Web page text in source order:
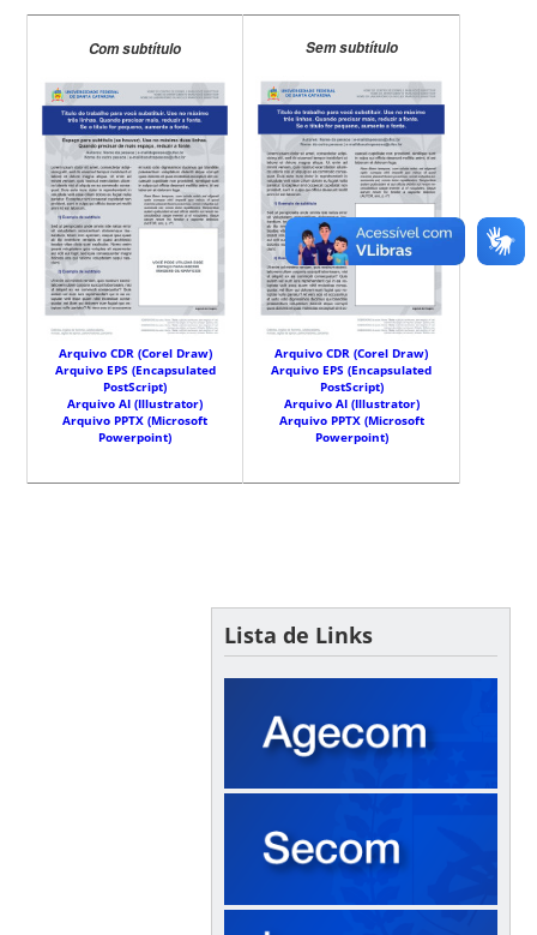
Com subtítulo
Arquivo CDR (Corel Draw)
Arquivo EPS (Encapsulated
PostScript)
Arquivo AI (Illustrator)
Arquivo PPTX (Microsoft
Powerpoint)
Sem subtítulo
Arquivo CDR (Corel Draw)
Arquivo EPS (Encapsulated
PostScript)
Arquivo AI (Illustrator)
Arquivo PPTX (Microsoft
Powerpoint)
Lista de Links